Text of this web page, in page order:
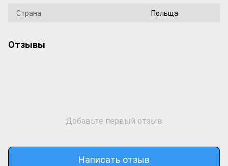
Страна
Польща
Отзывы
Добавьте первый отзыв
Написать отзыв